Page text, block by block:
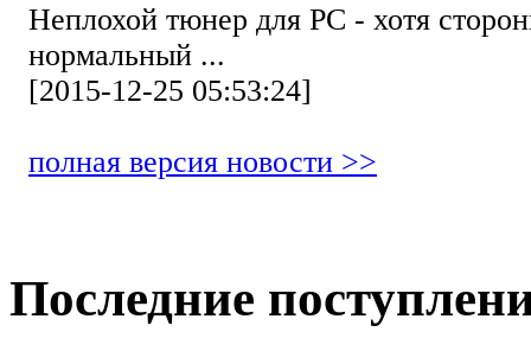
Неплохой тюнер для РС - хотя
нормальный ...
[2015-12-25 05:53:24]
полная версия новости >>
Последние